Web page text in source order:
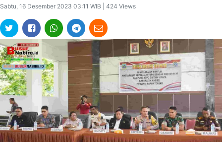
Sabtu, 16 Desember 2023 03:11 WIB | 424 Views